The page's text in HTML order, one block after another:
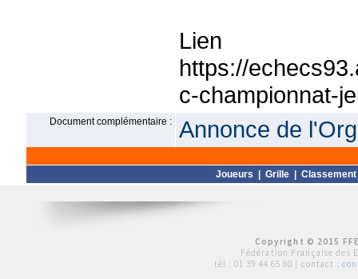
Lien
https://
c-championnat-
Document complémentaire : Annonce de
Joueurs Grille Classement
Copyright © 2015
Fédération Française des
tél : 01 39 44 65 80 | contact :